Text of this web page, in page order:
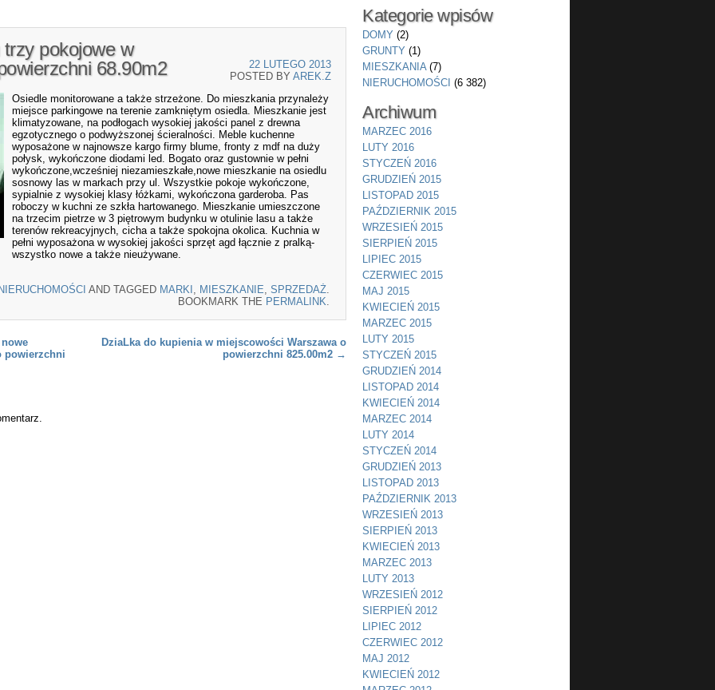
pokojowe w
68.90m2
22 LUTEGO 2013
POSTED BY AREK.Z
Osiedle monitorowane a także strzeżone. Do mieszkania przynależy
miejsce parkingowe na terenie zamkniętym osiedla. Mieszkanie jest
klimatyzowane, na podłogach wysokiej jakości panel z drewna
egzotycznego o podwyższonej ścieralności. Meble kuchenne
wyposażone w najnowsze kargo firmy blume, fronty z mdf na duży
połysk, wykończone diodami led. Bogato oraz gustownie w pełni
wykończone,wcześniej niezamieszkałe,nowe mieszkanie na osiedlu
sosnowy las w markach przy ul. Wszystkie pokoje wykończone,
sypialnie z wysokiej klasy łóżkami, wykończona garderoba. Pas
roboczy w kuchni ze szkła hartowanego. Mieszkanie umieszczone
na trzecim pietrze w 3 piętrowym budynku w otulinie lasu a także
terenów rekreacyjnych, cicha a także spokojna okolica. Kuchnia w
pełni wyposażona w wysokiej jakości sprzęt agd łącznie z pralką-
wszystko nowe a także nieużywane.
NIERUCHOMOŚCI AND TAGGED MARKI MIESZKANIE SPRZEDAŻ
BOOKMARK THE PERMALINK
powierzchni
DziaLka do kupienia w miejscowości Warszawa o
powierzchni 825.00m2 →
Kategorie wpisów
DOMY (2)
GRUNTY (1)
MIESZKANIA(7)
NIERUCHOMOŚCI (6 382)
Archiwum
MARZEC 2016
LUTY 2016
STYCZEŃ 2016
GRUDZIEŃ 2015
LISTOPAD 2015
PAŹDZIERNIK 2015
WRZESIEŃ 2015
SIERPIEŃ 2015
LIPIEC 2015
CZERWIEC 2015
MAJ 2015
KWIECIEŃ 2015
MARZEC 2015
LUTY 2015
STYCZEŃ 2015
GRUDZIEŃ 2014
LISTOPAD 2014
KWIECIEŃ 2014
MARZEC 2014
LUTY 2014
STYCZEŃ 2014
GRUDZIEŃ 2013
LISTOPAD 2013
PAŹDZIERNIK 2013
WRZESIEŃ 2013
SIERPIEŃ 2013
KWIECIEŃ 2013
MARZEC 2013
LUTY 2013
WRZESIEŃ 2012
SIERPIEŃ 2012
LIPIEC 2012
CZERWIEC 2012
MAJ 2012
KWIECIEŃ 2012